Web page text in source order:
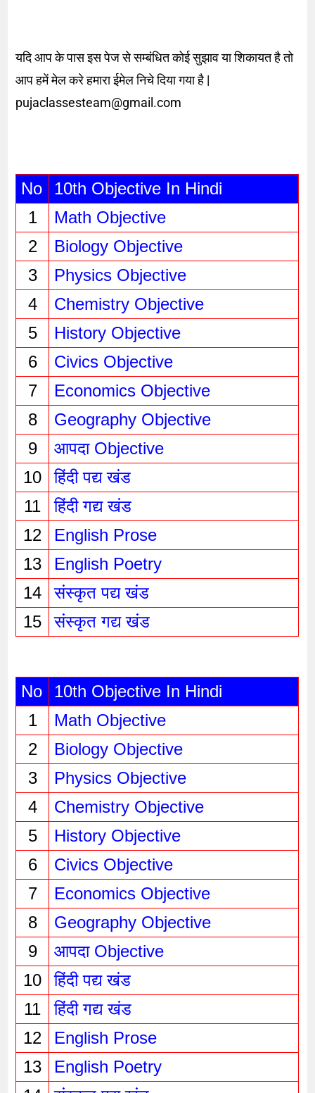
यदि आप के पास इस पेज से सम्बंधित कोई सुझाव या शिकायत है तो
आप हमें मेल करे हमारा ईमेल निचे दिया गया है |
pujaclassesteam@gmail.com
No
10th Objective In Hindi
1
Math Objective
2
Biology Objective
3
Physics Objective
4
Chemistry Objective
5
History Objective
6
Civics Objective
7
Economics Objective
8
Geography Objective
9
आपदा Objective
10
हिंदी पद्य खंड
11
हिंदी गद्य खंड
12
English Prose
13
English Poetry
14
संस्कृत पद्य खंड
15
संस्कृत गद्य खंड
No
10th Objective In Hindi
1
Math Objective
2
Biology Objective
3
Physics Objective
4
Chemistry Objective
5
History Objective
6
Civics Objective
7
Economics Objective
8
Geography Objective
9
आपदा Objective
10
हिंदी पद्य खंड
11
हिंदी गद्य खंड
12
English Prose
13
English Poetry